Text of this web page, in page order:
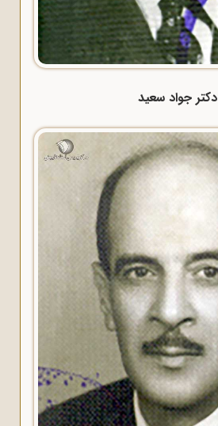
دکتر جواد سعید